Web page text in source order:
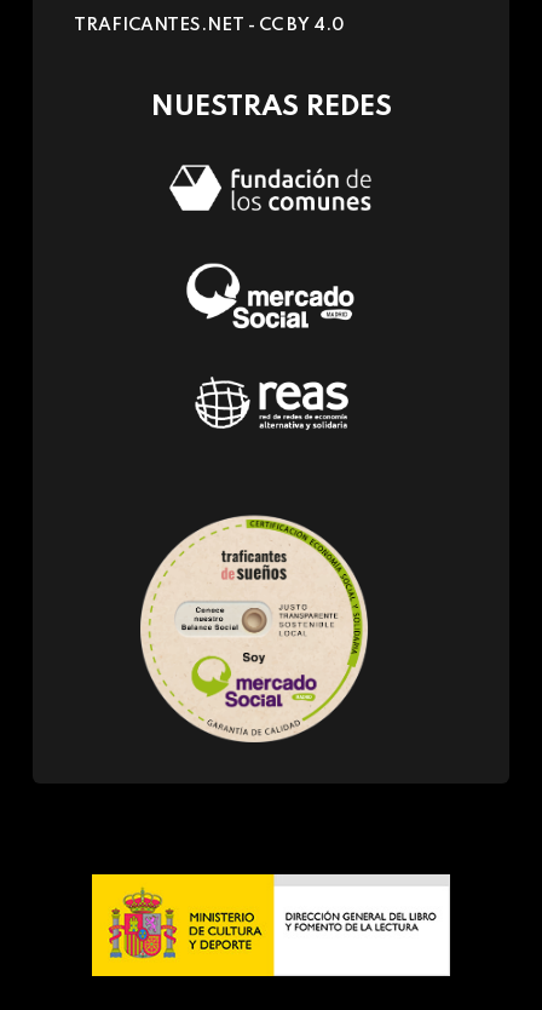
e-
TRAFICANTES.NET - CC BY 4.0
NUESTRAS REDES